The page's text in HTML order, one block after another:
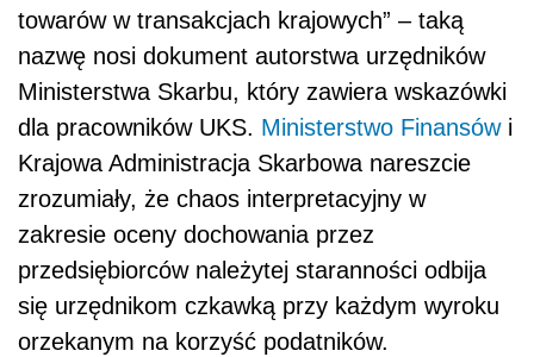
towarów w transakcjach krajowych” – taką
nazwę nosi dokument autorstwa urzędników
Ministerstwa Skarbu, który zawiera wskazówki
dla pracowników UKS. Ministerstwo Finansówi
Krajowa Administracja Skarbowa nareszcie
zrozumiały, że chaos interpretacyjny w
zakresie oceny dochowania przez
przedsiębiorców należytej staranności odbija
się urzędnikom czkawką przy każdym wyroku
orzekanym na korzyść podatników.